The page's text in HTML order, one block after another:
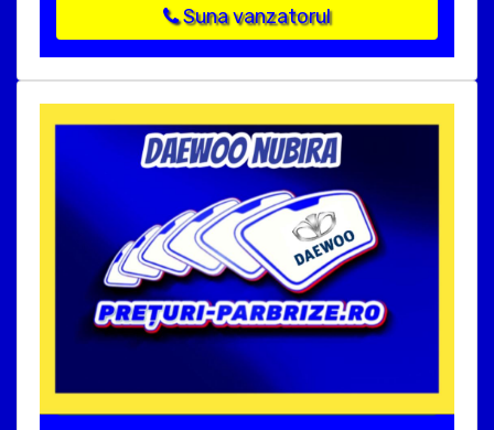
Suna vanzatorul